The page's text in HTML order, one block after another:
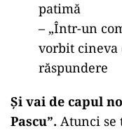
patimă
– „Într-un
vorbit cineva
răspundere
Și vai de capul
Pascu”. Atunci